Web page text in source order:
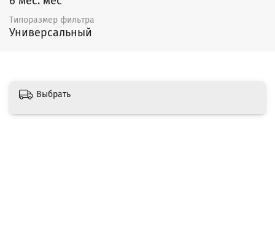
Типоразмер фильтра
Универсальный
Выбрать